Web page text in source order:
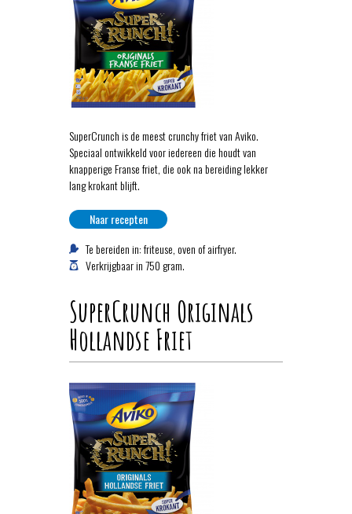
SuperCrunch is de meest crunchy friet van Aviko.
Speciaal ontwikkeld voor iedereen die houdt van
knapperige Franse friet, die ook na bereiding lekker
lang krokant blijft.
Naar recepten
Te bereiden in: friteuse, oven of airfryer.
Verkrijgbaar in 750 gram.
SuperCrunch Originals
Hollandse Friet